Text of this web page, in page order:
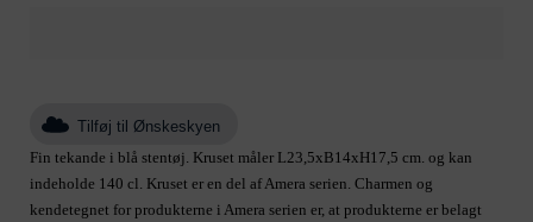
Tilføj til Ønskeskyen
Fin tekande i blå stentøj. Kruset måler L23,5xB14xH17,5 cm. og kan
indeholde 140 cl. Kruset er en del af Amera serien. Charmen og
kendetegnet for produkterne i Amera serien er, at produkterne er belagt